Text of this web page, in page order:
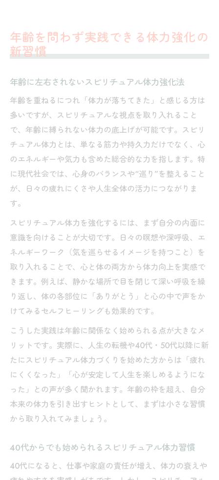
年齢を問わず実践できる体力強化の
新習慣
年齢に左右されないスピリチュアル体力強化法
年齢を重ねるにつれ「体力が落ちてきた」と感じる方は
多いですが、スピリチュアルな視点を取り入れること
で、年齢に縛られない体力の底上げが可能です。スピリ
チュアル体力とは、単なる筋力や持久力だけでなく、心
のエネルギーや気力も含めた総合的な力を指します。特
に現代社会では、心身のバランスや“巡り”を整えること
が、日々の疲れにくさや人生全体の活力につながりま
す。
スピリチュアル体力を強化するには、まず自分の内面に
意識を向けることが大切です。日々の瞑想や深呼吸、エ
ネルギーワーク（気を巡らせるイメージを持つこと）を
取り入れることで、心と体の両方から体力向上を実感で
きます。例えば、静かな場所で目を閉じて深い呼吸を繰
り返し、体の各部位に「ありがとう」と心の中で声をか
けてみるセルフヒーリングも効果的です。
こうした実践は年齢に関係なく始められる点が大きなメ
リットです。実際に、人生の転機や40代・50代以降に新
たにスピリチュアル体力づくりを始めた方からは「疲れ
にくくなった」「心が安定して人生を楽しめるようにな
った」との声が多く聞かれます。年齢の枠を超え、自分
本来の体力を引き出すヒントとして、まずは小さな習慣
から取り入れてみましょう。
40代からでも始められるスピリチュアル体力習慣
40代になると、仕事や家庭の責任が増え、体力の衰えや